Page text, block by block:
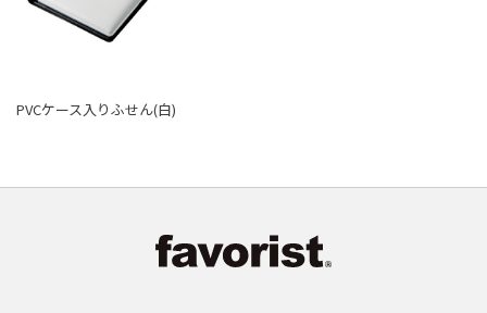
PVCケース入りふせん(白)